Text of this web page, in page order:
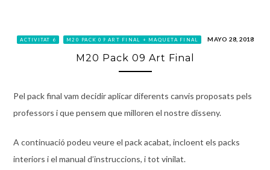
ACTIVITAT 6 M20 PACK 09 ART FINAL + MAQUETA FINAL MAYO 28, 2018
M20 Pack 09 Art Final
Pel pack final vam decidir aplicar diferents canvis proposats pels
professors i que pensem que milloren el nostre disseny.
A continuació podeu veure el pack acabat, incloent els packs
interiors i el manual d’instruccions, i tot vinilat.